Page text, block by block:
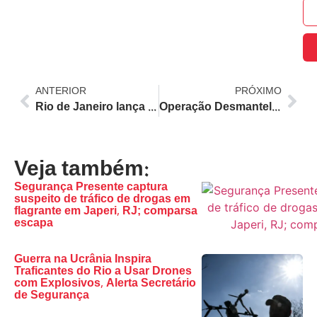
ANTERIOR
Rio de Janeiro lança Distrito de Arte e Cultura da Lapa e inicia revitalização da Escadaria Selarón com R$ 1,7 milhão
PRÓXIMO
Operação Desmantela Posto Clandestino de Gasolina em Duque de Caxias e Prende Seis Pessoas
Veja também:
Segurança Presente captura
suspeito de tráfico de drogas em
flagrante em Japeri, RJ; comparsa
escapa
Guerra na Ucrânia Inspira
Traficantes do Rio a Usar Drones
com Explosivos, Alerta Secretário
de Segurança